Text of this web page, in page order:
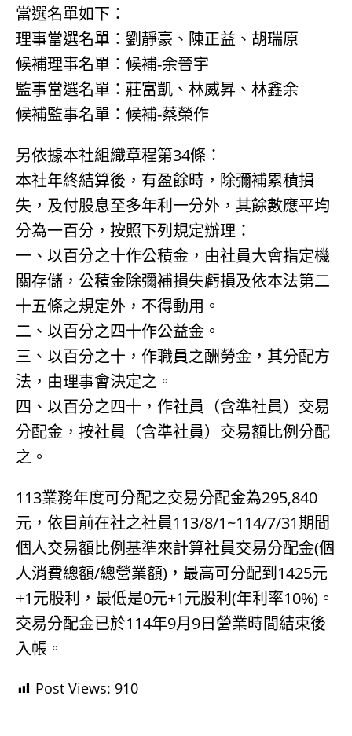
當選名單如下：
理事當選名單：劉靜豪、陳正益、胡瑞原
候補理事名單：候補-余晉宇
監事當選名單：莊富凱、林威昇、林鑫余
候補監事名單：候補-蔡榮作
另依據本社組織章程第34條：
本社年終結算後，有盈餘時，除彌補累積損
失，及付股息至多年利一分外，其餘數應平均
分為一百分，按照下列規定辦理：
一、以百分之十作公積金，由社員大會指定機
關存儲，公積金除彌補損失虧損及依本法第二
十五條之規定外，不得動用。
二、以百分之四十作公益金。
三、以百分之十，作職員之酬勞金，其分配方
法，由理事會決定之。
四、以百分之四十，作社員（含準社員）交易
分配金，按社員（含準社員）交易額比例分配
之。
113業務年度可分配之交易分配金為295,840
元，依目前在社之社員113/8/1~114/7/31期間
個人交易額比例基準來計算社員交易分配金(個
人消費總額/總營業額)，最高可分配到1425元
+1元股利，最低是0元+1元股利(年利率10%)。
交易分配金已於114年9月9日營業時間結束後
入帳。
Post Views: 910